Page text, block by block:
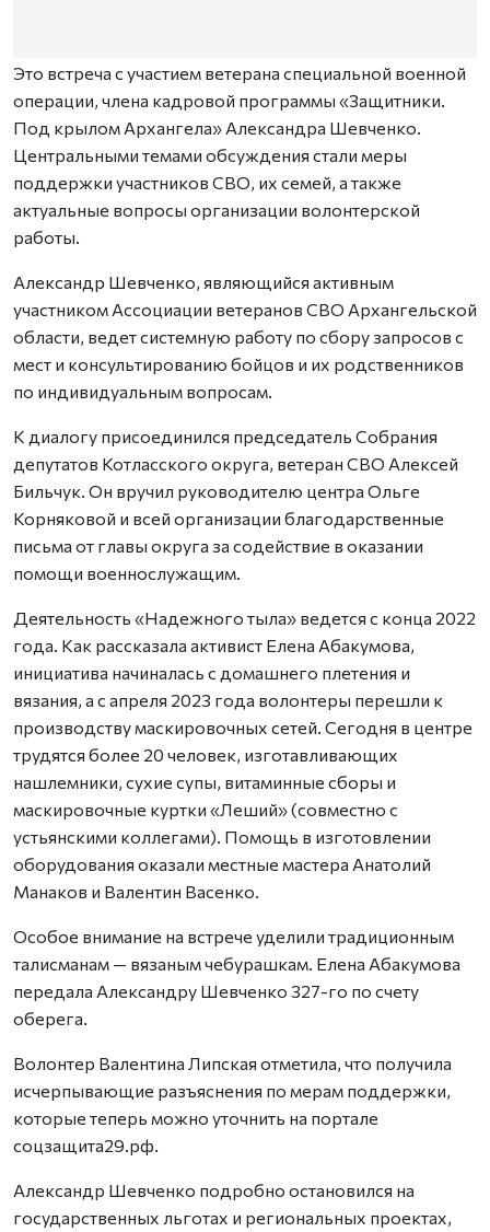
Это встреча с участием ветерана специальной военной
операции, члена кадровой программы «Защитники.
Под крылом Архангела» Александра Шевченко.
Центральными темами обсуждения стали меры
поддержки участников СВО, их семей, а также
актуальные вопросы организации волонтерской
работы.
Александр Шевченко, являющийся активным
участником Ассоциации ветеранов СВО Архангельской
области, ведет системную работу по сбору запросов с
мест и консультированию бойцов и их родственников
по индивидуальным вопросам.
К диалогу присоединился председатель Собрания
депутатов Котласского округа, ветеран СВО Алексей
Бильчук. Он вручил руководителю центра Ольге
Корняковой и всей организации благодарственные
письма от главы округа за содействие в оказании
помощи военнослужащим.
Деятельность «Надежного тыла» ведется с конца 2022
года. Как рассказала активист Елена Абакумова,
инициатива начиналась с домашнего плетения и
вязания, а с апреля 2023 года волонтеры перешли к
производству маскировочных сетей. Сегодня в центре
трудятся более 20 человек, изготавливающих
нашлемники, сухие супы, витаминные сборы и
маскировочные куртки «Леший» (совместно с
устьянскими коллегами). Помощь в изготовлении
оборудования оказали местные мастера Анатолий
Манаков и Валентин Васенко.
Особое внимание на встрече уделили традиционным
талисманам — вязаным чебурашкам. Елена Абакумова
передала Александру Шевченко 327-го по счету
оберега.
Волонтер Валентина Липская отметила, что получила
исчерпывающие разъяснения по мерам поддержки,
которые теперь можно уточнить на портале
соцзащита29.рф.
Александр Шевченко подробно остановился на
государственных льготах и региональных проектах,